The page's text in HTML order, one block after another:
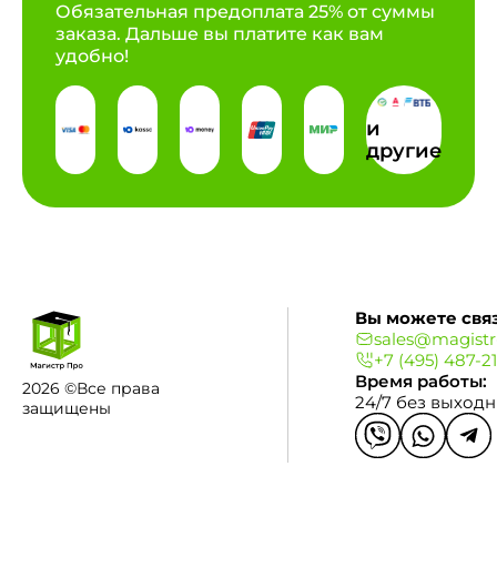
Обязательная предоплата 25% от суммы
заказа. Дальше вы платите как вам
удобно!
и
другие
2026 ©Все права
защищены
Вы можете
+7 (495) 487-
Время работы:
24/7 без